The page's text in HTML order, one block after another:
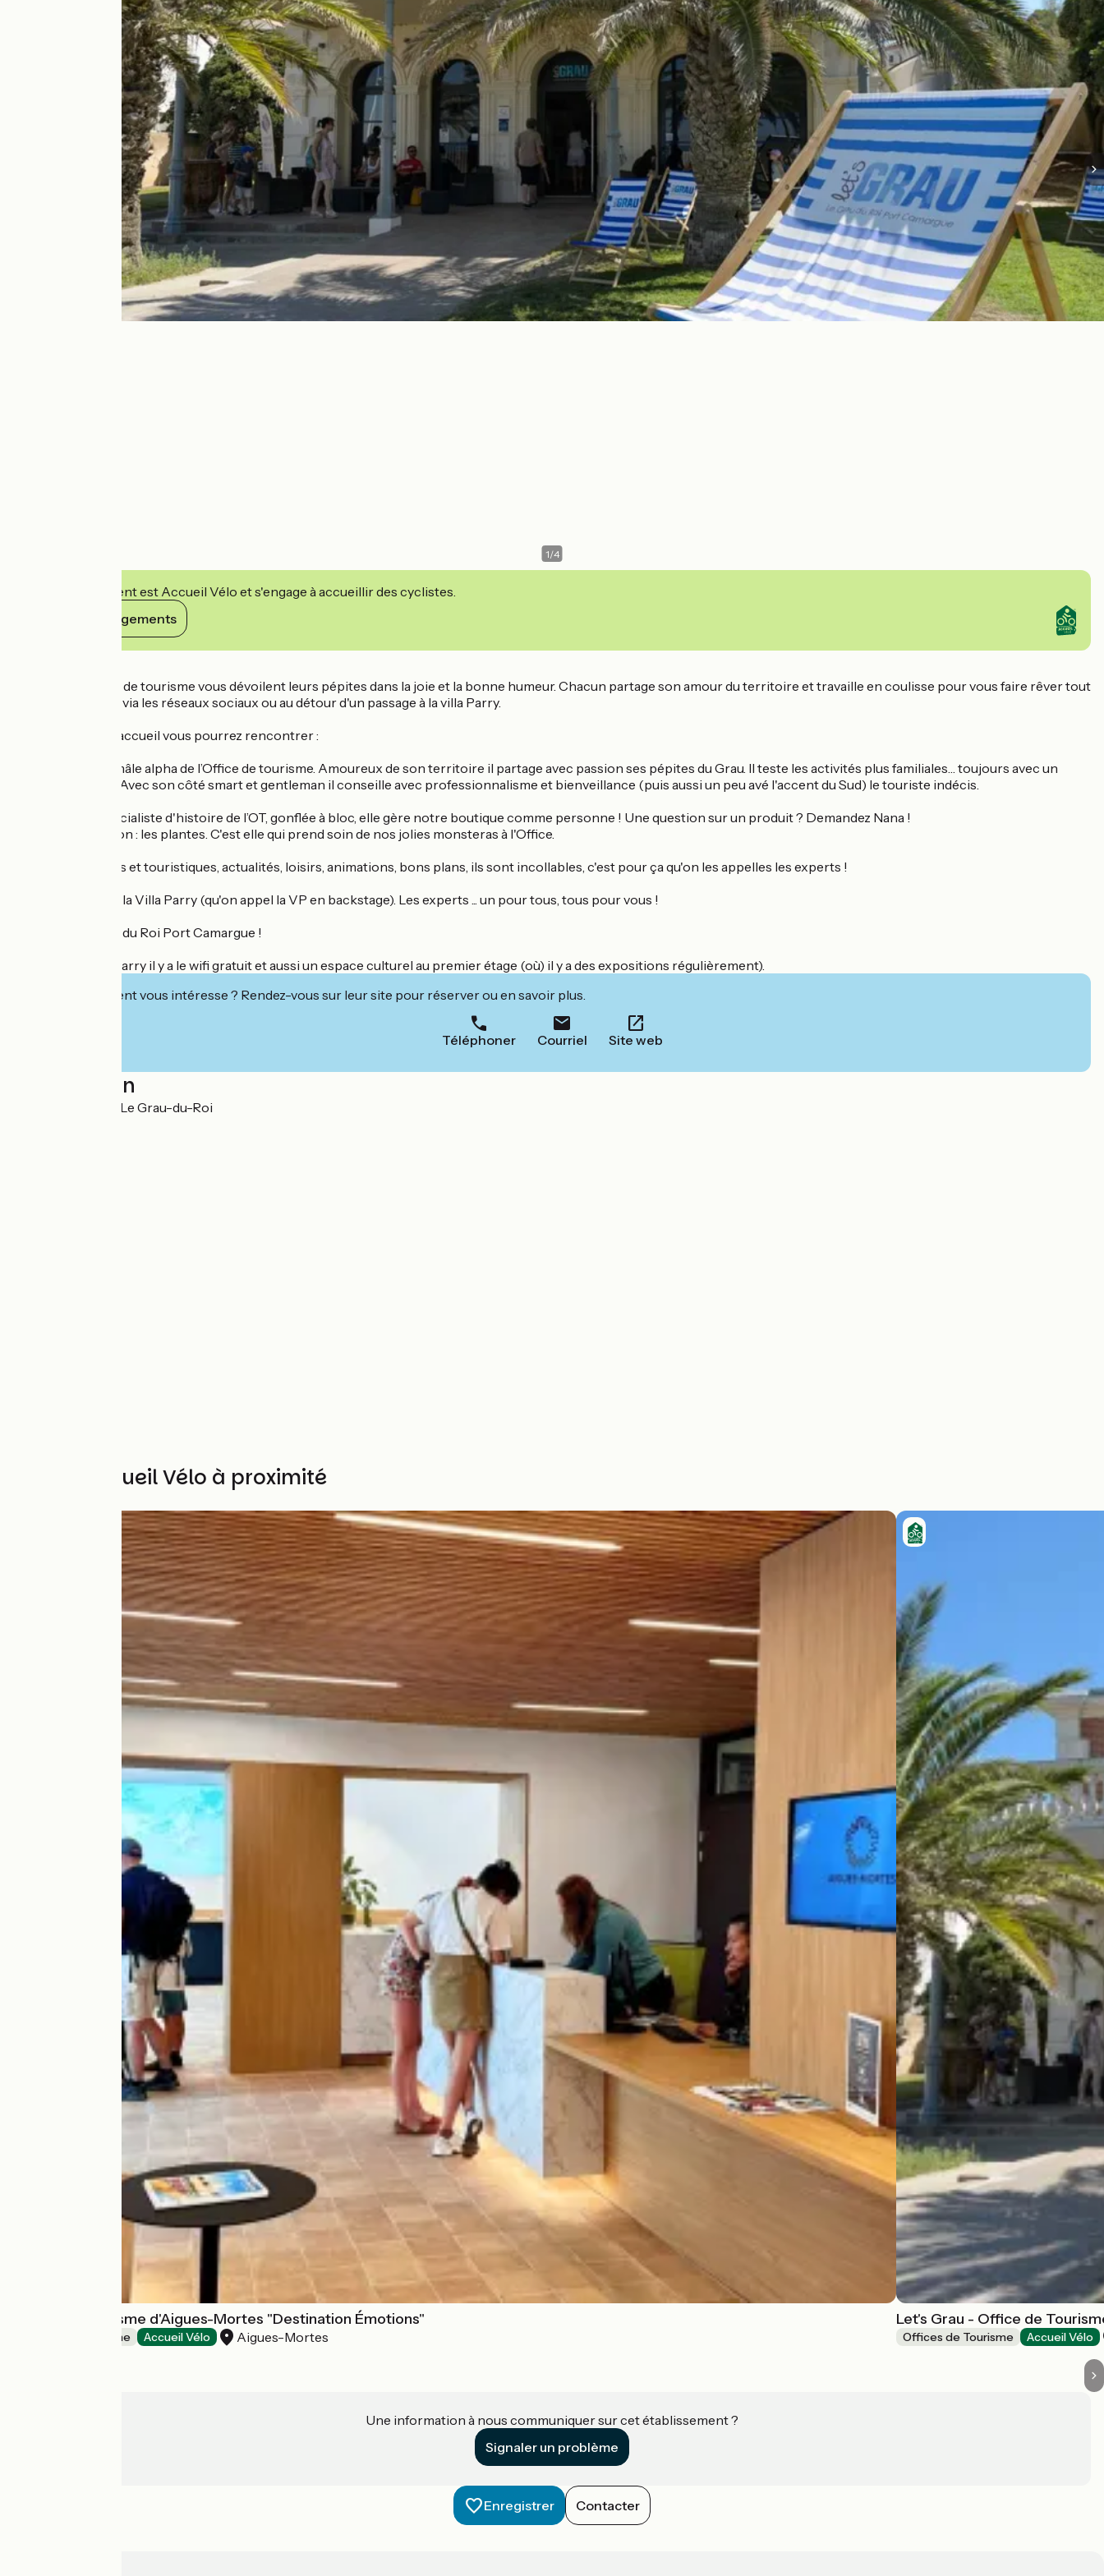
1/4
Cet établissement est Accueil Vélo et s'engage à accueillir des cyclistes.
Voir ses engagements
La team de l'office de tourisme vous dévoilent leurs pépites dans la joie et la bonne humeur. Chacun partage son amour du territoire et travaille en coulisse pour vous faire rêver tout
au long de l'année via les réseaux sociaux ou au détour d'un passage à la villa Parry.
​Dans notre team accueil vous pourrez rencontrer :
Vincent. C'est le mâle alpha de l’Office de tourisme. Amoureux de son territoire il partage avec passion ses pépites du Grau. Il teste les activités plus familiales… toujours avec un
ballon ou un vélo. Avec son côté smart et gentleman il conseille avec professionnalisme et bienveillance (puis aussi un peu avé l'accent du Sud) le touriste indécis.
Anais. C’est la spécialiste d'histoire de l’OT, gonflée à bloc, elle gère notre boutique comme personne ! Une question sur un produit ? Demandez Nana !
Et sa secret passion : les plantes. C'est elle qui prend soin de nos jolies monsteras à l'Office.
Conseils pratiques et touristiques, actualités, loisirs, animations, bons plans, ils sont incollables, c'est pour ça qu'on les appelles les experts !
Et comme on dit à la Villa Parry (qu'on appel la VP en backstage). Les experts ... un pour tous, tous pour vous !
Welcome au Grau du Roi Port Camargue !
Pssssst à la Villa Parry il y a le wifi gratuit et aussi un espace culturel au premier étage (où) il y a des expositions régulièrement).
Cet établissement vous intéresse ? Rendez-vous sur leur site pour réserver ou en savoir plus.
Téléphoner Courriel Site web
Localisation
Villa Parry 30240 Le Grau-du-Roi
Autres Accueil Vélo à proximité
Office de Tourisme d'Aigues-Mortes "Destination Émotions"
Offices de Tourisme Accueil Vélo Aigues-Mortes
Let's Grau - Office de
Offices de Tourisme Accueil Vélo
Une information à nous communiquer sur cet établissement ?
Signaler un problème
Enregistrer Contacter